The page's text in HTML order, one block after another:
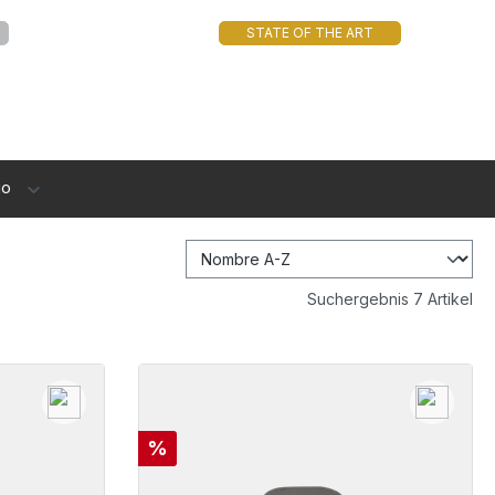
STATE OF THE ART
Suchergebnis 7 Artikel
Descuento
%